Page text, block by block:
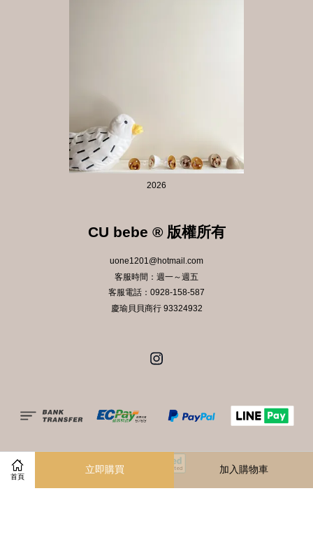
首頁
立即購買 加入購物車
2026
CU bebe ® 版權所有
uone1201@hotmail.com
客服時間：週一～週五
客服電話：0928-158-587
慶瑜貝貝商行 93324932